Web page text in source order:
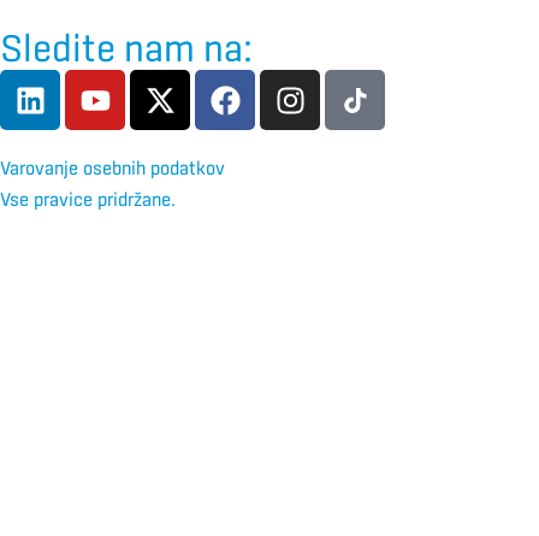
Sledite nam na:
Varovanje osebnih podatkov
Vse pravice pridržane.